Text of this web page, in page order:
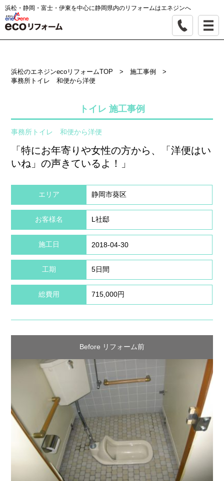
浜松・静岡・富士・伊東を中心に静岡県内のリフォームはエネジンへ
浜松のエネジンecoリフォームTOP >施工事例
>
事務所トイレ 和便から洋便
トイレ 施工事例
事務所トイレ 和便から洋便
「特にお年寄りや女性の方から、「洋便はい
いね」の声きているよ！」
エリア 静岡市葵区
お客様名 L社邸
施工日 2018-04-30
工期 5日間
総費用 715,000円
Before リフォーム前